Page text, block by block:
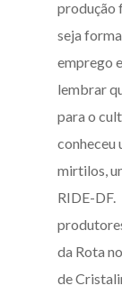
produção
seja
emprego
lembrar
para o
conheceu
mirtilos,
RIDE-DF.
da Rota
de